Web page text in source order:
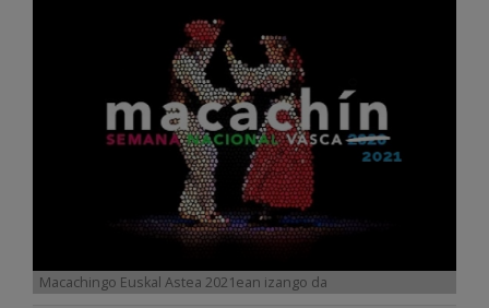
Macachingo Euskal Astea 2021ean izango da